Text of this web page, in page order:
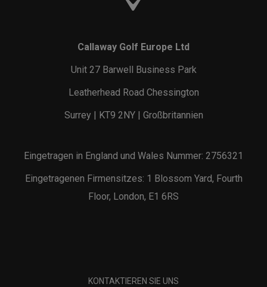
Callaway Golf Europe Ltd
Unit 27 Barwell Business Park
Leatherhead Road Chessington
Surrey | KT9 2NY | Großbritannien
Eingetragen in England und Wales Nummer: 2756321
Eingetragenen Firmensitzes: 1 Blossom Yard, Fourth
Floor, London, E1 6RS
KONTAKTIEREN SIE UNS